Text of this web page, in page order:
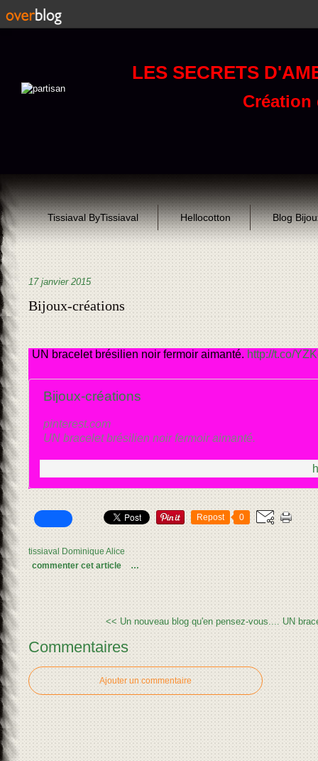
LES SECRETS
Création
Tissiaval ByTissiaval Hellocotton Blog
17 janvier 2015
Bijoux-créations
UN bracelet brésilien noir fermoir aimanté. http://t.co/
Bijoux-créations
pinterest.com
UN bracelet brésilien noir fermoir aimanté.
Repost 0
tissiaval Dominique Alice
commenter cet article
…
<< Un nouveau blog qu'en pensez-vous.... UN
Commentaires
Ajouter un commentaire